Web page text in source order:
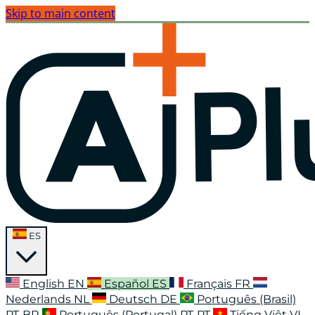
Skip to main content
ES
English EN Español ES Français FR
Nederlands NL Deutsch DE
Português (Brasil)